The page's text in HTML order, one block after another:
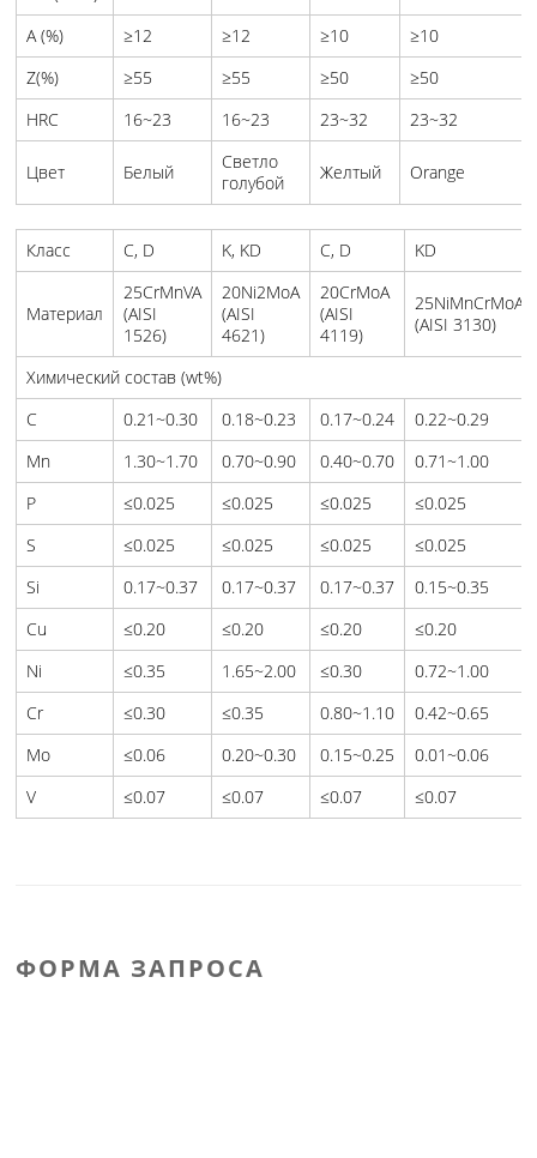
A (%)
≥12 ≥12 ≥10
≥10
Z(%)
≥55 ≥55 ≥50
≥50
HRC
16~23 16~23 23~32 23~32
Цвет Белый
Светло
голубой
Желтый Orange
Класс C, D K, KD C, D KD
Материал
25CrMnVA
(AISI
1526)
20Ni2MoA
(AISI
4621)
20CrMoA
(AISI
4119)
25NiMnCrMoA
(AISI 3130)
Химический состав (wt%)
C
0.21~0.30 0.18~0.23 0.17~0.24
0.22~0.29
Mn
1.30~1.70 0.70~0.90 0.40~0.70
0.71~1.00
P
≤0.025 ≤0.025 ≤0.025
≤0.025
S
≤0.025 ≤0.025 ≤0.025
≤0.025
Si
0.17~0.37 0.17~0.37 0.17~0.37
0.15~0.35
Cu
≤0.20 ≤0.20 ≤0.20
≤0.20
Ni
≤0.35 1.65~2.00 ≤0.30
0.72~1.00
Cr
≤0.30 ≤0.35 0.80~1.10
0.42~0.65
Mo
≤0.06 0.20~0.30 0.15~0.25
0.01~0.06
V
≤0.07 ≤0.07 ≤0.07 ≤0.07
ФОРМА ЗАПРОСА